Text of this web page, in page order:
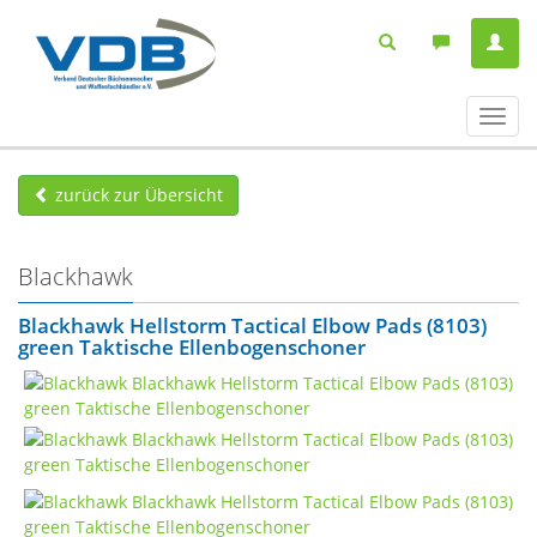
ein-/
zurück zur Übersicht
Blackhawk
Blackhawk Hellstorm Tactical Elbow Pads (8103)
green Taktische Ellenbogenschoner